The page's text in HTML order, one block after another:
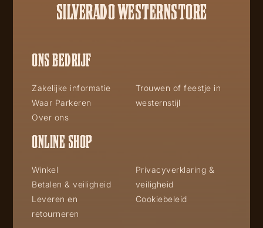
SILVERADO WESTERNSTORE
ONS BEDRIJF
Zakelijke informatie
Waar Parkeren
Over ons
Trouwen of feestje in
westernstijl
ONLINE SHOP
Winkel
Betalen & veiligheid
Leveren en
retourneren
Privacyverklaring &
veiligheid
Cookiebeleid